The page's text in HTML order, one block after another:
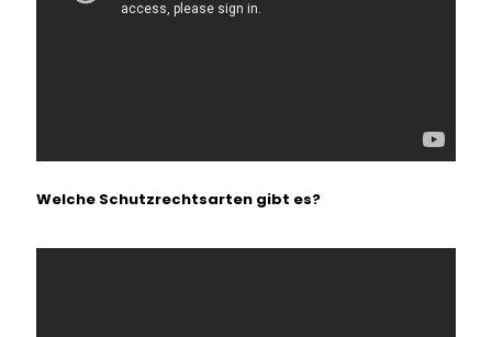
Welche Schutzrechtsarten gibt es?